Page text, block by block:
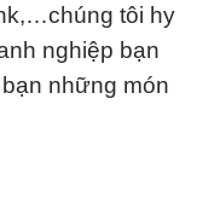
tôi hy
nghiệp bạn
những món